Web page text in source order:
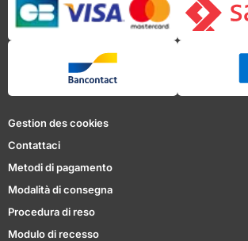
Gestion des cookies
Contattaci
Metodi di pagamento
Modalità di consegna
Procedura di reso
Modulo di recesso